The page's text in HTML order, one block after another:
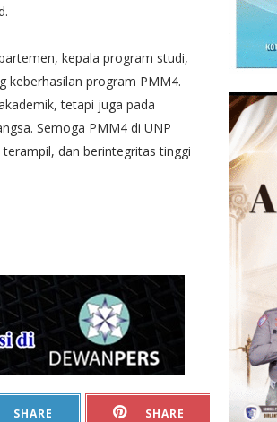
kepala program studi,
keberhasilan program PMM4.
tetapi juga pada
Semoga PMM4 di UNP
dan berintegritas tinggi
SHARE SHARE